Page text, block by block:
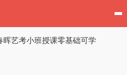
艺考小班授课零基础可学